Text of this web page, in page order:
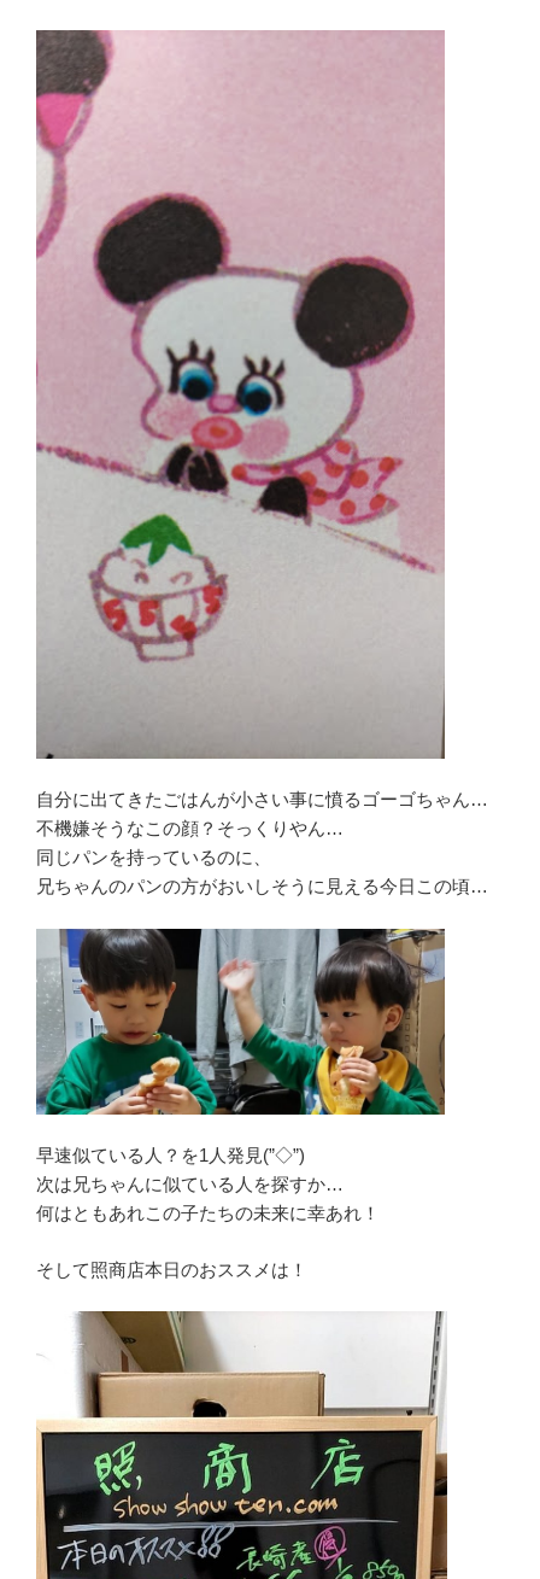
自分に出てきたごはんが小さい事に憤るゴーゴちゃん…
不機嫌そうなこの顔？そっくりやん…
同じパンを持っているのに、
兄ちゃんのパンの方がおいしそうに見える今日この頃…
早速似ている人？を1人発見(”◇”)ゞ
次は兄ちゃんに似ている人を探すか…
何はともあれこの子たちの未来に幸あれ！
そして照商店本日のおススメは！